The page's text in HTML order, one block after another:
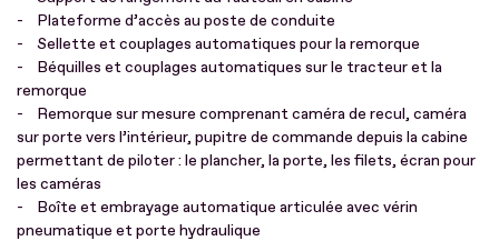
- Plateforme d’accès au poste de conduite
- Sellette et couplages automatiques pour la remorque
- Béquilles et couplages automatiques sur le tracteur et la
remorque
- Remorque sur mesure comprenant caméra de recul, caméra
sur porte vers l’intérieur, pupitre de commande depuis la cabine
permettant de piloter : le plancher, la porte, les filets, écran pour
les caméras
- Boîte et embrayage automatique articulée avec vérin
pneumatique et porte hydraulique